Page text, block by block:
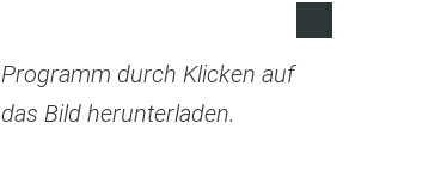
Programm durch Klicken auf
das Bild herunterladen.